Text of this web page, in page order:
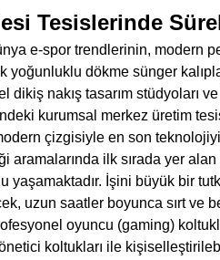
Tesislerinde
e-spor trendlerinin, modern
yoğunluklu dökme sünger
dikiş nakış tasarım stüdyoları
kurumsal merkez üretim
çizgisiyle en son
aramalarında ilk sırada yer
yaşamaktadır. İşini büyük bir
uzun saatler boyunca sırt ve
oyuncu (gaming)
koltukları ile